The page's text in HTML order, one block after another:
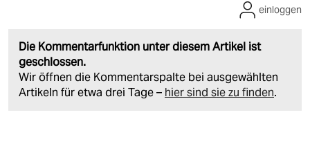
Die Kommentarfunktion unter diesem Artikel ist
geschlossen.
Wir öffnen die Kommentarspalte bei ausgewählten
Artikeln für etwa drei Tage – hier sind sie zu finden.
einloggen